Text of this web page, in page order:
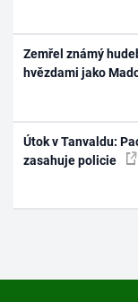
Zemřel známý
hvězdami jako
Útok v Tanvaldu:
zasahuje policie